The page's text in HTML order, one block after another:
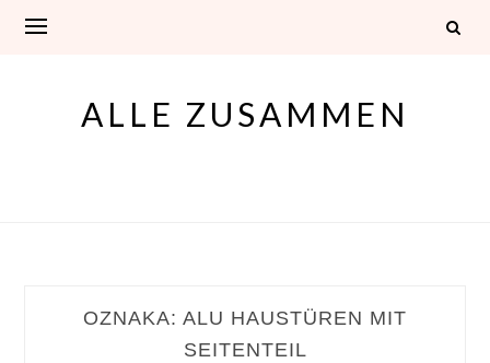
ALLE ZUSAMMEN
OZNAKA: ALU HAUSTÜREN MIT
SEITENTEIL